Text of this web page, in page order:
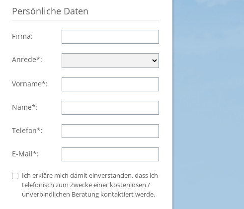
Persönliche Daten
Firma:
Anrede*:
Vorname*:
Name*:
Telefon*:
E-Mail*:
Ich erkläre mich damit einverstanden, dass ich
telefonisch zum Zwecke einer kostenlosen /
unverbindlichen Beratung kontaktiert werde.